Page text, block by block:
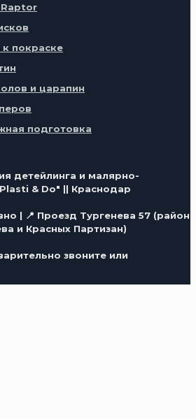
Raptor
покраске
и царапин
подготовка
детейлинга и малярно-
& Do" || Краснодар
| 📍 Проезд Тургенева 57 (район
и Красных Партизан)
звоните или